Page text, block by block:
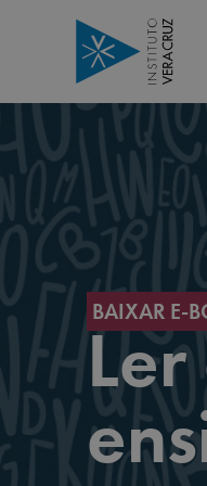
BAIXAR E-